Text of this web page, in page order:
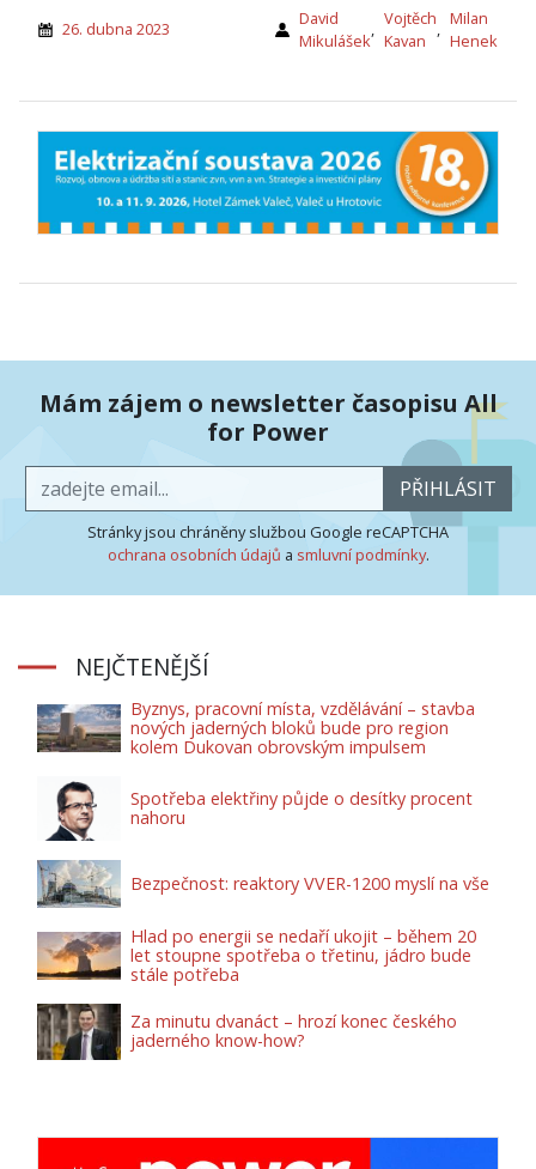
26. dubna 2023
David
Mikulášek
,
Vojtěch
Kavan
,
Milan
Henek
Mám zájem o newsletter časopisu All
for Power
PŘIHLÁSIT
Stránky jsou chráněny službou Google reCAPTCHA
ochrana osobních údajů a smluvní podmínky.
NEJČTENĚJŠÍ
Byznys, pracovní místa, vzdělávání – stavba
nových jaderných bloků bude pro region
kolem Dukovan obrovským impulsem
Spotřeba elektřiny půjde o desítky procent
nahoru
Bezpečnost: reaktory VVER-1200 myslí na vše
Hlad po energii se nedaří ukojit – během 20
let stoupne spotřeba o třetinu, jádro bude
stále potřeba
Za minutu dvanáct – hrozí konec českého
jaderného know-how?